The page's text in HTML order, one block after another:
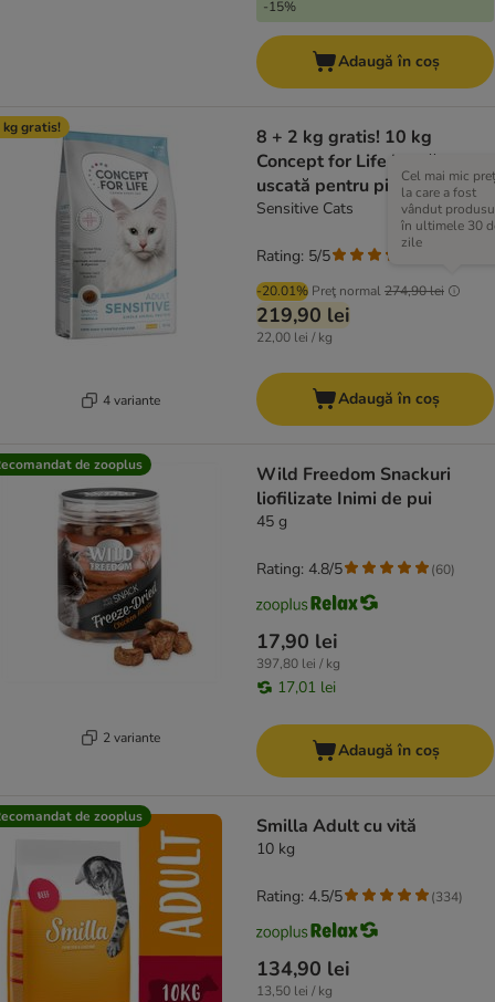
-15%
Adaugă în coș
kg gratis!
4 variante
8 + 2 kg gratis! 10 kg
Concept for Life hrană
uscată pentru pisici
Sensitive Cats
-20.01% Preţ normal274,90 lei
Cel mai mic preț
la care a fost
vândut
în ultimele 30
zile
219,90 lei
22,00 lei / kg
Rating: 5/5
Adaugă în coș
de zooplus
2 variante
Wild Freedom Snackuri
liofilizate Inimi de pui
45 g
17,90 lei
397,80 lei / kg
17,01 lei
Rating: 4.8/5 (60)
Adaugă în coș
de zooplus Smilla Adult cu vită
10 kg
134,90 lei
13,50 lei / kg
Rating: 4.5/5 (334)